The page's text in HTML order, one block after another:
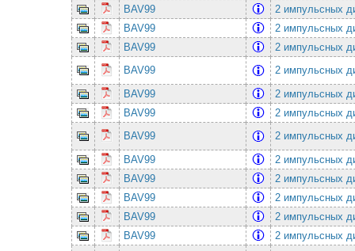
BAV99
2 импульсных
BAV99
2 импульсных
BAV99
2 импульсных
BAV99
2 импульсных
BAV99
2 импульсных
BAV99
2 импульсных
BAV99
2 импульсных
BAV99
2 импульсных
BAV99
2 импульсных
BAV99
2 импульсных
BAV99
2 импульсных
BAV99
2 импульсных